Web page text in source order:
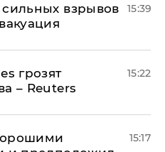
взрывов
15:39
грозят
– Reuters
15:22
15:17